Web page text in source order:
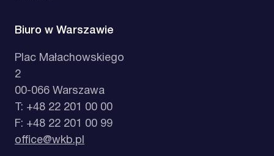
Biuro w Warszawie
Plac Małachowskiego
2
00-066 Warszawa
T: +48 22 201 00 00
F: +48 22 201 00 99
office@wkb.pl